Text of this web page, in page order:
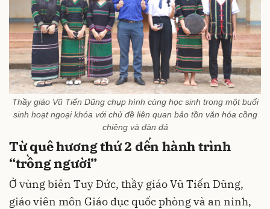
Thầy giáo Vũ Tiến Dũng chụp hình cùng học sinh trong một buổi
sinh hoạt ngoại khóa với chủ đề liên quan bảo tồn văn hóa cồng
chiêng và đàn đá
Từ quê hương thứ 2 đến hành trình
“trồng người”
Ở vùng biên Tuy Đức, thầy giáo Vũ Tiến Dũng,
giáo viên môn Giáo dục quốc phòng và an ninh,